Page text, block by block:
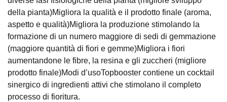
della pianta)Migliora la qualità e il prodotto finale (aroma,
aspetto e qualità)Migliora la produzione stimolando la
formazione di un numero maggiore di sedi di gemmazione
(maggiore quantità di fiori e gemme)Migliora i fiori
aumentandone le fibre, la resina e gli zuccheri (migliore
prodotto finale)Modi d’usoTopbooster contiene un cocktail
sinergico di ingredienti attivi che stimolano il completo
processo di fioritura.